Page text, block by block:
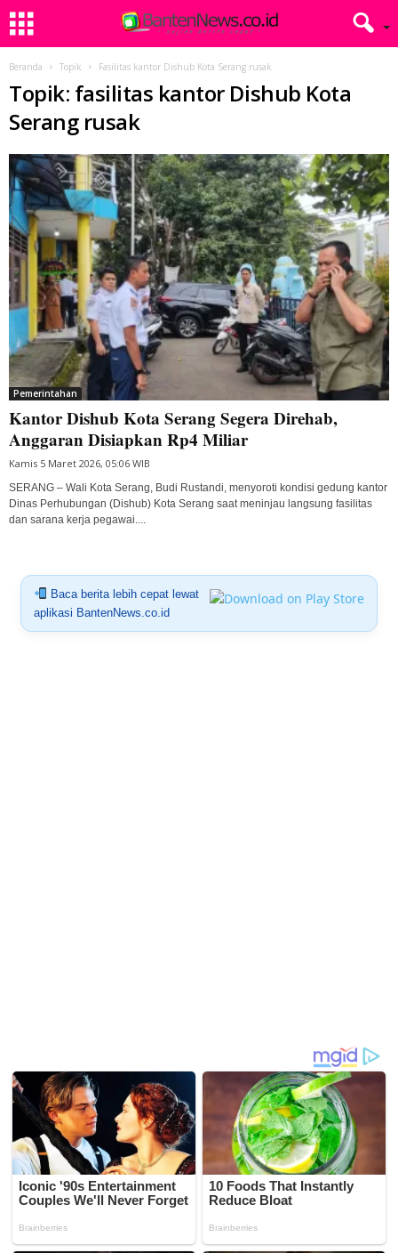
Beranda Topik Fasilitas kantor Dishub Kota Serang rusak
Topik: fasilitas kantor Dishub Kota
Serang rusak
Pemerintahan
Kantor Dishub Kota Serang Segera Direhab,
Anggaran Disiapkan Rp4 Miliar
Kamis 5 Maret 2026, 05:06 WIB
SERANG – Wali Kota Serang, Budi Rustandi, menyoroti kondisi gedung kantor
Dinas Perhubungan (Dishub) Kota Serang saat meninjau langsung fasilitas
dan sarana kerja pegawai....
Baca berita lebih cepat lewat
aplikasi BantenNews.co.id